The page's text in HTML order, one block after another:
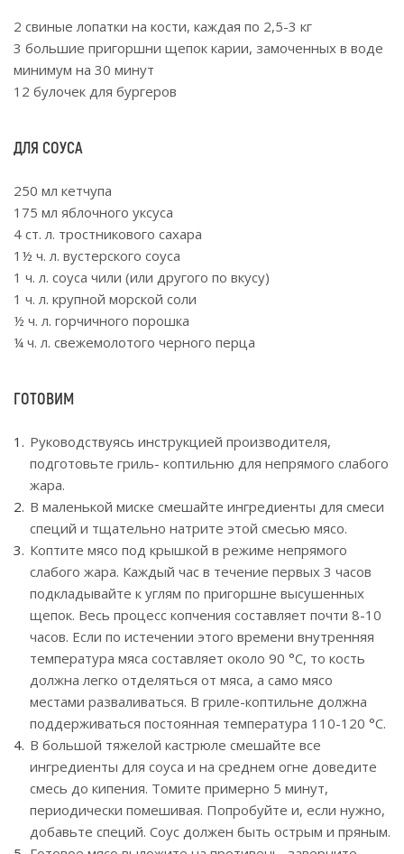
2 свиные лопатки на кости, каждая по 2,5-3 кг
3 большие пригоршни щепок карии, замоченных в воде
минимум на 30 минут
12 булочек для бургеров
ДЛЯ СОУСА
250 мл кетчупа
175 мл яблочного уксуса
4 ст. л. тростникового сахара
1½ ч. л. вустерского соуса
1 ч. л. соуса чили (или другого по вкусу)
1 ч. л. крупной морской соли
½ ч. л. горчичного порошка
¼ ч. л. свежемолотого черного перца
ГОТОВИМ
Руководствуясь инструкцией производителя,
подготовьте гриль- коптильню для непрямого слабого
жара.
В маленькой миске смешайте ингредиенты для смеси
специй и тщательно натрите этой смесью мясо.
Коптите мясо под крышкой в режиме непрямого
слабого жара. Каждый час в течение первых 3 часов
подкладывайте к углям по пригоршне высушенных
щепок. Весь процесс копчения составляет почти 8-10
часов. Если по истечении этого времени внутренняя
температура мяса составляет около 90 °С, то кость
должна легко отделяться от мяса, а само мясо
местами разваливаться. В гриле-коптильне должна
поддерживаться постоянная температура 110-120 °С.
В большой тяжелой кастрюле смешайте все
ингредиенты для соуса и на среднем огне доведите
смесь до кипения. Томите примерно 5 минут,
периодически помешивая. Попробуйте и, если нужно,
добавьте специй. Соус должен быть острым и пряным.